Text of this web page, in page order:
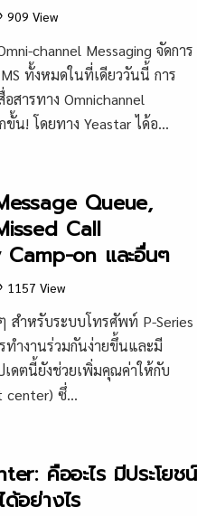
909 View
channel Messaging จัดการ
ทั้งหมดในที่เดียววันนี้ การ
สารทาง Omnichannel
น! โดยทาง Yeastar ได้อ...
Queue,
Call
on และอื่นๆ
1157 View
สำหรับระบบโทรศัพท์ P-Series
ทำงานร่วมกันง่ายขึ้นและมี
ดตนี้ยังช่วยเพิ่มคุณค่าให้กับ
ซึ่...
คืออะไร มีประโยชน์
ด้อย่างไร